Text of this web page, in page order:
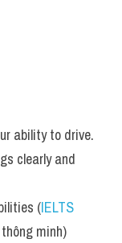
ability to drive.
clearly and
(IELTS
minh)